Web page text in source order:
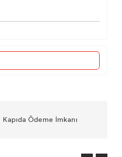
Kapıda Ödeme İmkanı